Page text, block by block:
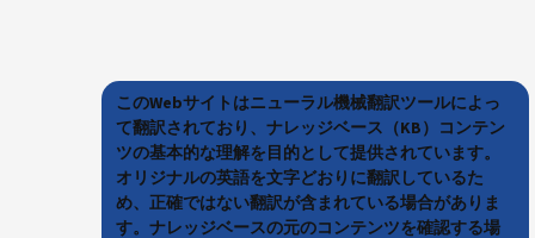
このWebサイトはニューラル機械翻訳ツールによっ
て翻訳されており、ナレッジベース（KB）コンテン
ツの基本的な理解を目的として提供されています。
オリジナルの英語を文字どおりに翻訳しているた
め、正確ではない翻訳が含まれている場合がありま
す。ナレッジベースの元のコンテンツを確認する場